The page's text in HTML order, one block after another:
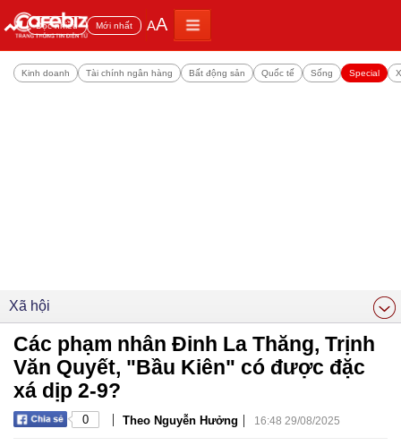
Đọc nhiều Mới nhất AA
Kinh doanh Tài chính ngân hàng Bất động sản Quốc tế Sống Special
Xã hội
Các phạm nhân Đinh La Thăng, Trịnh
Văn Quyết, "Bầu Kiên" có được đặc
xá dịp 2-9?
0 | Theo Nguyễn Hưởng | 16:48 29/08/2025